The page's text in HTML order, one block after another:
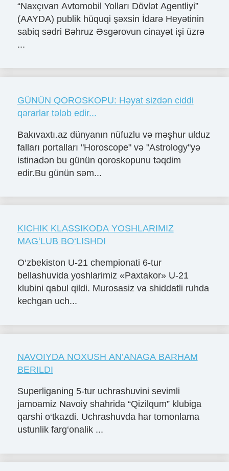
“Naxçıvan Avtomobil Yolları Dövlət Agentliyi”
(AAYDA) publik hüquqi şəxsin İdarə Heyətinin
sabiq sədri Bəhruz Əsgərovun cinayət işi üzrə
...
GÜNÜN QOROSKOPU: Həyat sizdən ciddi
qərarlar tələb edir...
Bakıvaxtı.az dünyanın nüfuzlu və məşhur ulduz
falları portalları "Horoscope" və "Astrology"yə
istinadən bu günün qoroskopunu təqdim
edir.Bu günün səm...
KICHIK KLASSIKODA YOSHLARIMIZ
MAGʻLUB BO‘LISHDI
O‘zbekiston U-21 chempionati 6-tur
bellashuvida yoshlarimiz «Paxtakor» U-21
klubini qabul qildi. Murosasiz va shiddatli ruhda
kechgan uch...
NAVOIYDA NOXUSH AN’ANAGA BARHAM
BERILDI
Superliganing 5-tur uchrashuvini sevimli
jamoamiz Navoiy shahrida “Qizilqum” klubiga
qarshi o‘tkazdi. Uchrashuvda har tomonlama
ustunlik farg‘onalik ...